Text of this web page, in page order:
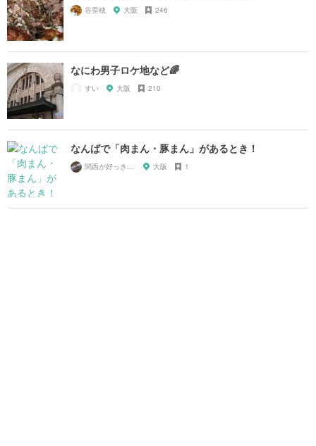
谷里穂 大阪 246
なにわ男子ロケ地など🌈
すい 大阪 210
なんばで「肉まん・豚まん」があるとき！
関西が好っきゃねん 大阪 1